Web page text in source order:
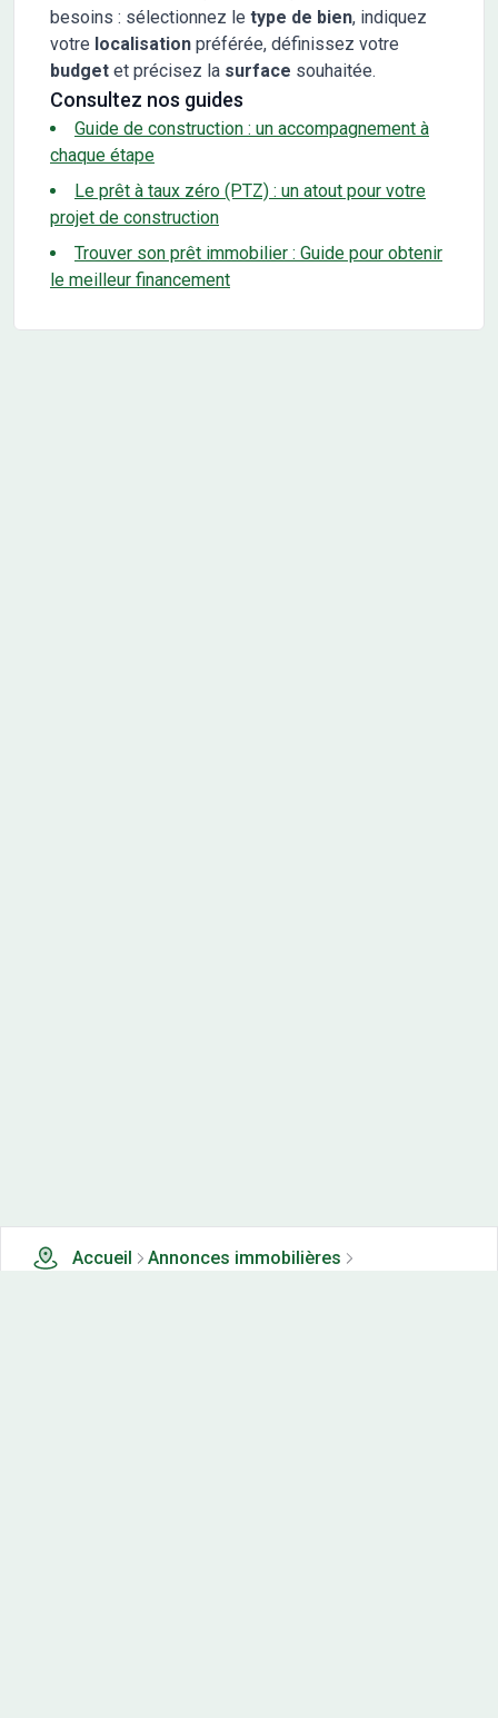
besoins : sélectionnez le type de bien, indiquez
votre localisation préférée, définissez votre
budget et précisez la surface souhaitée.
Consultez nos guides
Guide de construction : un accompagnement à
chaque étape
Le prêt à taux zéro (PTZ) : un atout pour votre
projet de construction
Trouver son prêt immobilier : Guide pour obtenir
le meilleur financement
Accueil
Annonces immobilières